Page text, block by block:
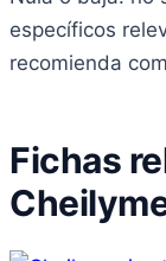
específicos
recomienda
Fichas